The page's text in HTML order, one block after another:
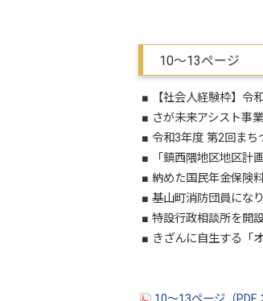
10～13ページ
■ 【社会人経験枠】令
■ さが未来アシスト事
■ 令和3年度 第2回まち
■ 「鎮西隈地区地区計
■ 納めた国民年金保険
■ 基山町消防団員にな
■ 特設行政相談所を開
■ きざんに自生する「